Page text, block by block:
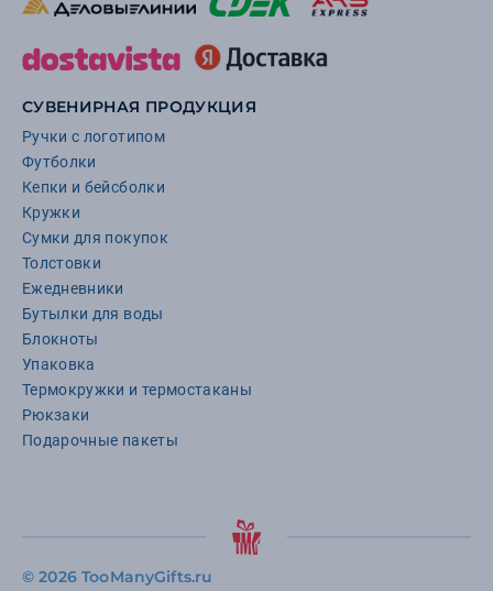
СУВЕНИРНАЯ ПРОДУКЦИЯ
Ручки с логотипом
Футболки
Кепки и бейсболки
Кружки
Сумки для покупок
Толстовки
Ежедневники
Бутылки для воды
Блокноты
Упаковка
Термокружки и термостаканы
Рюкзаки
Подарочные пакеты
© 2026 TooManyGifts.ru